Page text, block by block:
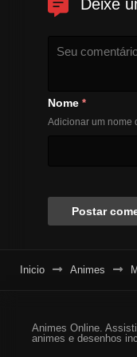
Deixe
Nome *
Adicionar um nome
Inicio Animes
Animes Online.
animes e desenhos